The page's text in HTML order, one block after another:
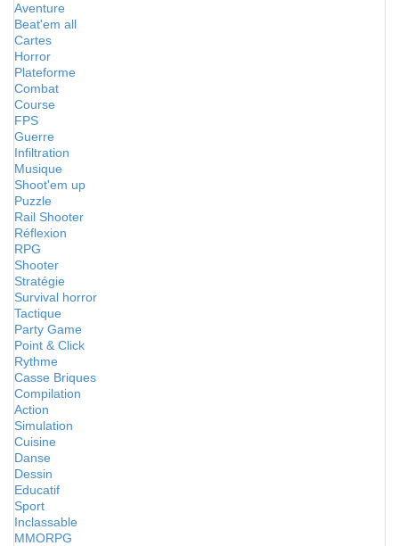
Aventure
Beat'em all
Cartes
Horror
Plateforme
Combat
Course
FPS
Guerre
Infiltration
Musique
Shoot'em up
Puzzle
Rail Shooter
Réflexion
RPG
Shooter
Stratégie
Survival horror
Tactique
Party Game
Point & Click
Rythme
Casse Briques
Compilation
Action
Simulation
Cuisine
Danse
Dessin
Educatif
Sport
Inclassable
MMORPG